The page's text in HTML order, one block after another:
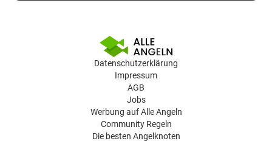
Datenschutzerklärung
Impressum
AGB
Jobs
Werbung auf Alle Angeln
Community Regeln
Die besten Angelknoten